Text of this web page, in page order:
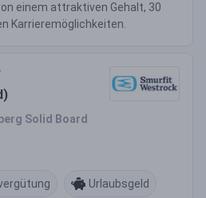
einem attraktiven Gehalt, 30
Karrieremöglichkeiten.
Solid Board
Urlaubsgeld